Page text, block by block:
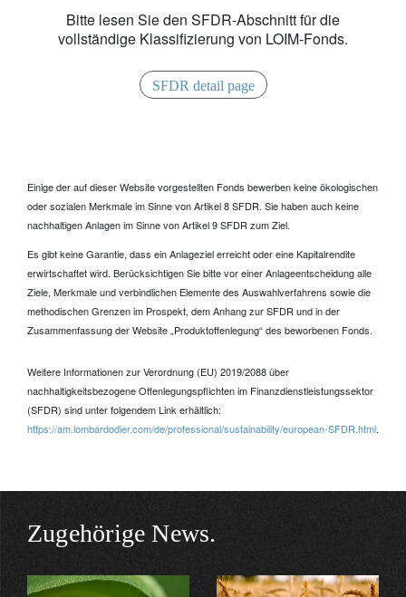
Bitte lesen Sie den SFDR-Abschnitt für die
vollständige Klassifizierung von LOIM-Fonds.
SFDR detail page
Einige der auf dieser Website vorgestellten Fonds bewerben keine ökologischen
oder sozialen Merkmale im Sinne von Artikel 8 SFDR. Sie haben auch keine
nachhaltigen Anlagen im Sinne von Artikel 9 SFDR zum Ziel.
Es gibt keine Garantie, dass ein Anlageziel erreicht oder eine Kapitalrendite
erwirtschaftet wird. Berücksichtigen Sie bitte vor einer Anlageentscheidung alle
Ziele, Merkmale und verbindlichen Elemente des Auswahlverfahrens sowie die
methodischen Grenzen im Prospekt, dem Anhang zur SFDR und in der
Zusammenfassung der Website „Produktoffenlegung“ des beworbenen Fonds.
Weitere Informationen zur Verordnung (EU) 2019/2088 über
nachhaltigkeitsbezogene Offenlegungspflichten im Finanzdienstleistungssektor
(SFDR) sind unter folgendem Link erhältlich:
https://am.lombardodier.com/de/professional/sustainability/european-SFDR.html.
Zugehörige News.